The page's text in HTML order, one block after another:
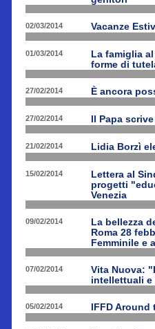
02/03/2014 Vacanze
01/03/2014
La famiglia
forme di
27/02/2014 È ancora
27/02/2014 Il Papa
21/02/2014 Lidia Borzì
15/02/2014
Lettera al
progetti
Venezia
09/02/2014
La bellezza
Roma 28
Femminile e
07/02/2014
Vita Nuova:
intellettuali e
05/02/2014 IFFD